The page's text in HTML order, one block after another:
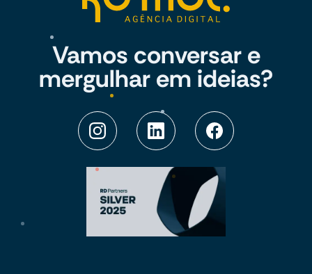
Vamos conversar e
mergulhar em ideias?